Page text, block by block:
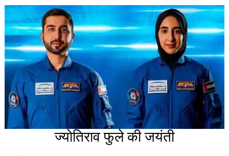
ज्योतिराव फुले की जयंती